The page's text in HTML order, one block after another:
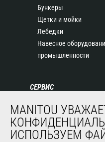
Бункеры
Щетки и мойки
Лебедки
Навесное
промышленности
СЕРВИС
Финансирование
Продленная гарантия
Контракты на
Запасные части
MANITOU
ИСПОЛЬЗУЕМ